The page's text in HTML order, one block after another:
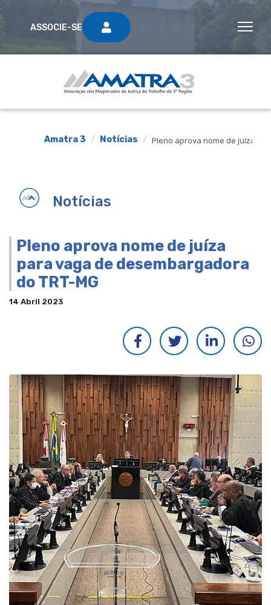
ASSOCIE-SE
Amatra 3 Notícias Pleno aprova nome de juíza
Notícias
Pleno aprova nome de juíza
para vaga de desembargadora
do TRT-MG
14 Abril 2023